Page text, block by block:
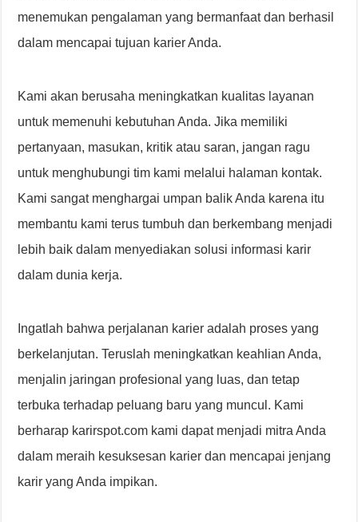
menemukan pengalaman yang bermanfaat dan berhasil
dalam mencapai tujuan karier Anda.
Kami akan berusaha meningkatkan kualitas layanan
untuk memenuhi kebutuhan Anda. Jika memiliki
pertanyaan, masukan, kritik atau saran, jangan ragu
untuk menghubungi tim kami melalui halaman kontak.
Kami sangat menghargai umpan balik Anda karena itu
membantu kami terus tumbuh dan berkembang menjadi
lebih baik dalam menyediakan solusi informasi karir
dalam dunia kerja.
Ingatlah bahwa perjalanan karier adalah proses yang
berkelanjutan. Teruslah meningkatkan keahlian Anda,
menjalin jaringan profesional yang luas, dan tetap
terbuka terhadap peluang baru yang muncul. Kami
berharap karirspot.com kami dapat menjadi mitra Anda
dalam meraih kesuksesan karier dan mencapai jenjang
karir yang Anda impikan.